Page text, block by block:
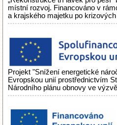
místní rozvoj. Financováno v
a krajského majetku po
Projekt "Snížení energetické
Evropskou unií prostřednictvím
Národního plánu obnovy ve